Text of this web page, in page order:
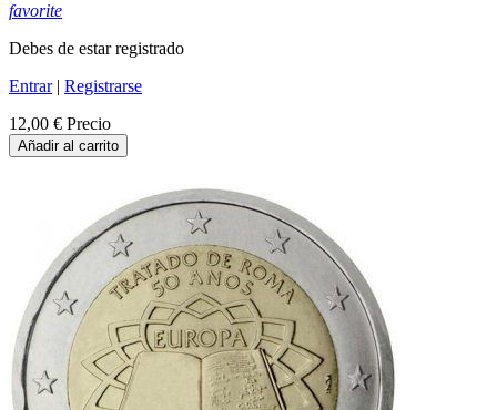
favorite
Debes de estar registrado
Entrar| Registrarse
12,00 € Precio
Añadir al carrito